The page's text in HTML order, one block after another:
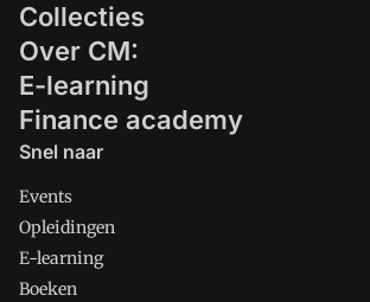
Collecties
Over CM:
E-learning
Finance academy
Snel naar
Events
Opleidingen
E-learning
Boeken